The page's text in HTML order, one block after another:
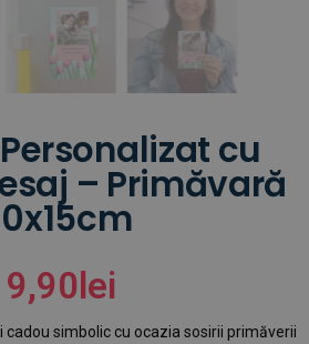
cu
– Primăvară
9,90lei
cadou simbolic cu ocazia sosirii primăverii